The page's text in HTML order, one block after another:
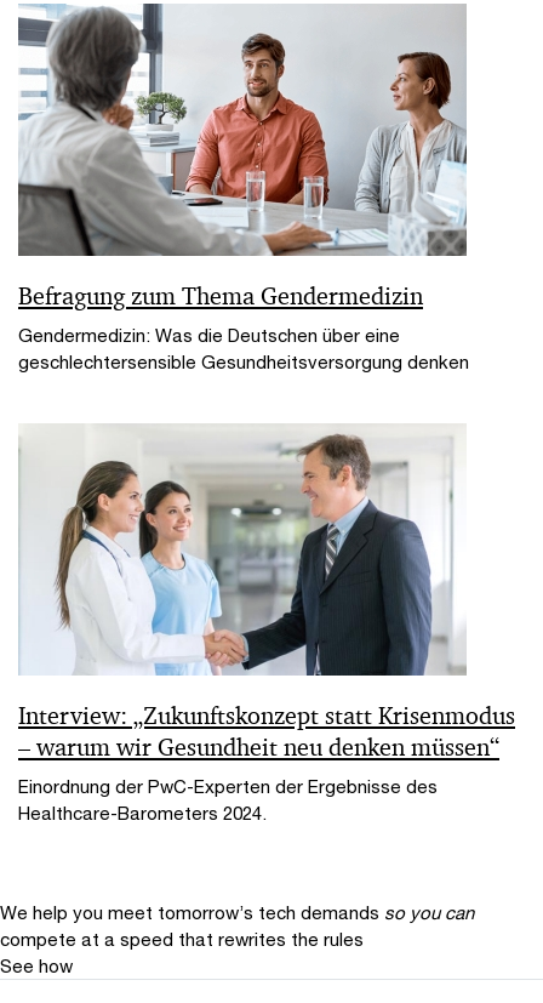
Befragung zum Thema Gendermedizin
Gendermedizin: Was die Deutschen über eine
geschlechtersensible Gesundheitsversorgung denken
Interview: „Zukunftskonzept statt Krisenmodus
– warum wir Gesundheit neu denken müssen“
Einordnung der PwC-Experten der Ergebnisse des
Healthcare-Barometers 2024.
We help you meet tomorrow’s tech demands so you can
compete at a speed that rewrites the rules
See how